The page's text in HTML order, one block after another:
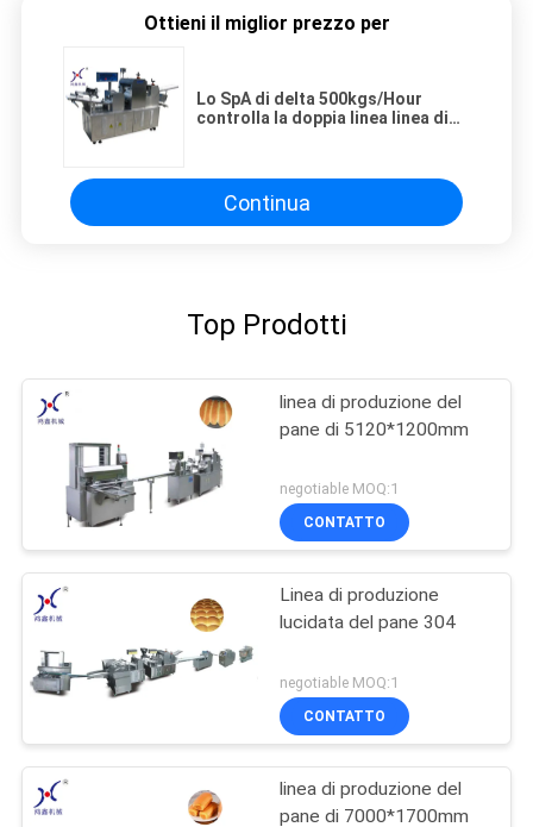
Ottieni il miglior prezzo per
Lo SpA di delta 500kgs/Hour
controlla la doppia linea linea di
Continua
Top Prodotti
linea di produzione del
pane di 5120*1200mm
negotiable MOQ:1
CONTATTO
Linea di produzione
lucidata del pane 304
negotiable MOQ:1
CONTATTO
linea di produzione del
pane di 7000*1700mm